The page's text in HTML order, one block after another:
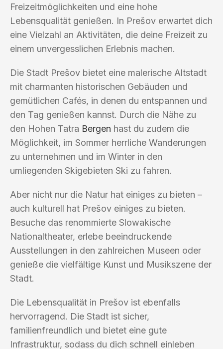
Freizeitmöglichkeiten und eine hohe
Lebensqualität genießen. In Prešov erwartet dich
eine Vielzahl an Aktivitäten, die deine Freizeit zu
einem unvergesslichen Erlebnis machen.
Die Stadt Prešov bietet eine malerische Altstadt
mit charmanten historischen Gebäuden und
gemütlichen Cafés, in denen du entspannen und
den Tag genießen kannst. Durch die Nähe zu
den Hohen Tatra Bergen hast du zudem die
Möglichkeit, im Sommer herrliche Wanderungen
zu unternehmen und im Winter in den
umliegenden Skigebieten Ski zu fahren.
Aber nicht nur die Natur hat einiges zu bieten –
auch kulturell hat Prešov einiges zu bieten.
Besuche das renommierte Slowakische
Nationaltheater, erlebe beeindruckende
Ausstellungen in den zahlreichen Museen oder
genieße die vielfältige Kunst und Musikszene der
Stadt.
Die Lebensqualität in Prešov ist ebenfalls
hervorragend. Die Stadt ist sicher,
familienfreundlich und bietet eine gute
Infrastruktur, sodass du dich schnell einleben